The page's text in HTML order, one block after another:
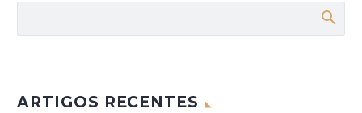
ARTIGOS RECENTES